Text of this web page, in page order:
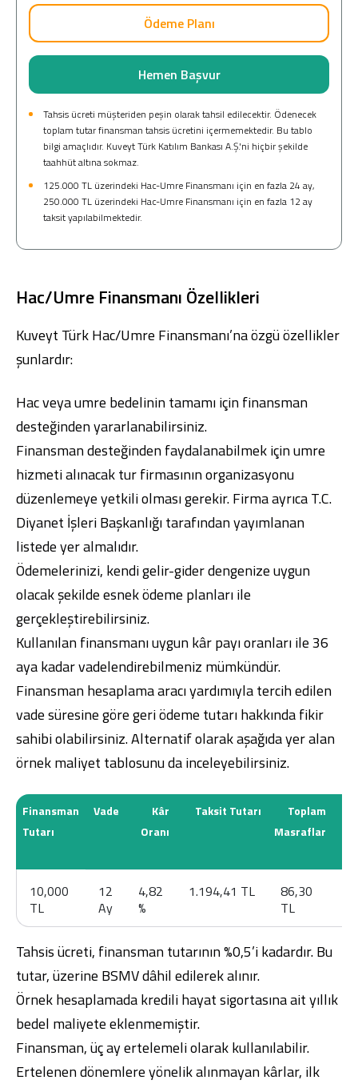
Ödeme Planı
Hemen Başvur
Tahsis ücreti müşteriden peşin olarak tahsil edilecektir. Ödenecek
toplam tutar finansman tahsis ücretini içermemektedir. Bu tablo
bilgi amaçlıdır. Kuveyt Türk Katılım Bankası A.Ş.'ni hiçbir şekilde
taahhüt altına sokmaz.
125.000 TL üzerindeki Hac-Umre Finansmanı için en fazla 24 ay,
250.000 TL üzerindeki Hac-Umre Finansmanı için en fazla 12 ay
taksit yapılabilmektedir.
Hac/Umre Finansmanı Özellikleri
Kuveyt Türk Hac/Umre Finansmanı’na özgü özellikler
şunlardır:
Hac veya umre bedelinin tamamı için finansman
desteğinden yararlanabilirsiniz.
Finansman desteğinden faydalanabilmek için umre
hizmeti alınacak tur firmasının organizasyonu
düzenlemeye yetkili olması gerekir. Firma ayrıca T.C.
Diyanet İşleri Başkanlığı tarafından yayımlanan
listede yer almalıdır.
Ödemelerinizi, kendi gelir-gider dengenize uygun
olacak şekilde esnek ödeme planları ile
gerçekleştirebilirsiniz.
Kullanılan finansmanı uygun kâr payı oranları ile 36
aya kadar vadelendirebilmeniz mümkündür.
Finansman hesaplama aracı yardımıyla tercih edilen
vade süresine göre geri ödeme tutarı hakkında fikir
sahibi olabilirsiniz. Alternatif olarak aşağıda yer alan
örnek maliyet tablosunu da inceleyebilirsiniz.
Finansman
Tutarı
Vade
Kâr
Oranı
Taksit Tutarı
Toplam
Masraflar
10,000
TL
12
Ay
4,82
%
1.194,41 TL
86,30
TL
Tahsis ücreti, finansman tutarının %0,5’i kadardır. Bu
tutar, üzerine BSMV dâhil edilerek alınır.
Örnek hesaplamada kredili hayat sigortasına ait yıllık
bedel maliyete eklenmemiştir.
Finansman, üç ay ertelemeli olarak kullanılabilir.
Ertelenen dönemlere yönelik alınmayan kârlar, ilk